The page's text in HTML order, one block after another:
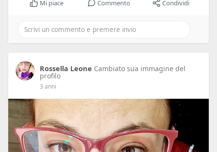
Mi piace Commento Condividi
Rossella Leone Cambiato sua immagine del
profilo
3 anni